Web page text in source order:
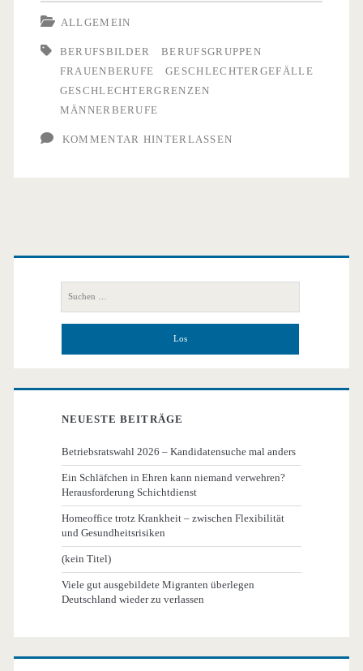
reduzieren
sich
ALLGEMEIN
BERUFSBILDER
BERUFSGRUPPEN
FRAUENBERUFE
GESCHLECHTERGEFÄLLE
GESCHLECHTERGRENZEN
MÄNNERBERUFE
KOMMENTAR HINTERLASSEN
Primäre
Seitenleiste
nach:
NEUESTE BEITRÄGE
Betriebsratswahl 2026 – Kandidatensuche mal anders
Ein Schläfchen in Ehren kann niemand verwehren?
Herausforderung Schichtdienst
Homeoffice trotz Krankheit – zwischen Flexibilität
und Gesundheitsrisiken
(kein Titel)
Viele gut ausgebildete Migranten überlegen
Deutschland wieder zu verlassen